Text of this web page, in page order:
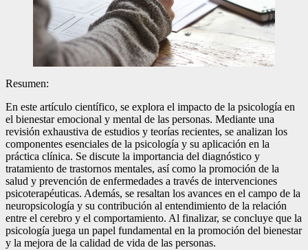
Resumen:
En este artículo científico, se explora el impacto de la psicología en
el bienestar emocional y mental de las personas. Mediante una
revisión exhaustiva de estudios y teorías recientes, se analizan los
componentes esenciales de la psicología y su aplicación en la
práctica clínica. Se discute la importancia del diagnóstico y
tratamiento de trastornos mentales, así como la promoción de la
salud y prevención de enfermedades a través de intervenciones
psicoterapéuticas. Además, se resaltan los avances en el campo de la
neuropsicología y su contribución al entendimiento de la relación
entre el cerebro y el comportamiento. Al finalizar, se concluye que la
psicología juega un papel fundamental en la promoción del bienestar
y la mejora de la calidad de vida de las personas.